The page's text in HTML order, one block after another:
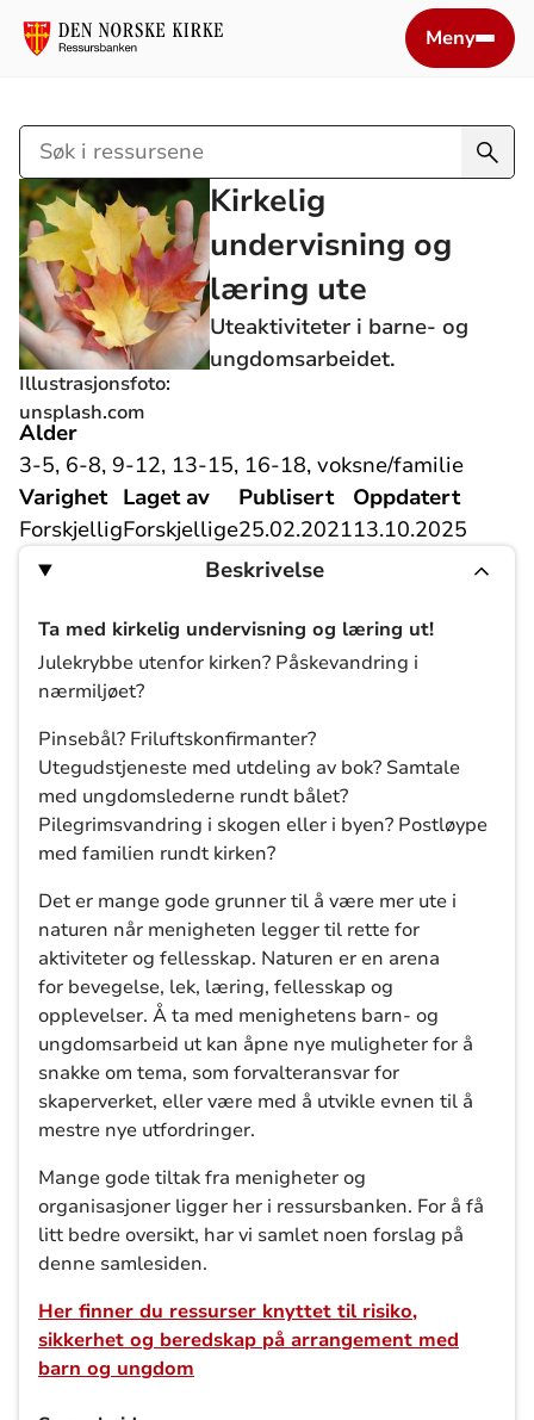
Meny
Søk
i
ressursene
Illustrasjonsfoto:
unsplash.com
Kirkelig
undervisning og
læring ute
Uteaktiviteter i barne- og
ungdomsarbeidet.
Alder
3-5, 6-8, 9-12, 13-15, 16-18, voksne/familie
Varighet
Forskjellig
Laget av
Forskjellige
Publisert
25.02.2021
Oppdatert
13.10.2025
Beskrivelse
Ta med kirkelig undervisning og læring ut!
Julekrybbe utenfor kirken? Påskevandring i
nærmiljøet?
Pinsebål? Friluftskonfirmanter?
Utegudstjeneste med utdeling av bok? Samtale
med ungdomslederne rundt bålet?
Pilegrimsvandring i skogen eller i byen? Postløype
med familien rundt kirken?
Det er mange gode grunner til å være mer ute i
naturen når menigheten legger til rette for
aktiviteter og fellesskap. Naturen er en arena
for bevegelse, lek, læring, fellesskap og
opplevelser. Å ta med menighetens barn- og
ungdomsarbeid ut kan åpne nye muligheter for å
snakke om tema, som forvalteransvar for
skaperverket, eller være med å utvikle evnen til å
mestre nye utfordringer.
Mange gode tiltak fra menigheter og
organisasjoner ligger her i ressursbanken. For å få
litt bedre oversikt, har vi samlet noen forslag på
denne samlesiden.
Her finner du ressurser knyttet til risiko,
sikkerhet og beredskap på arrangement med
barn og ungdom